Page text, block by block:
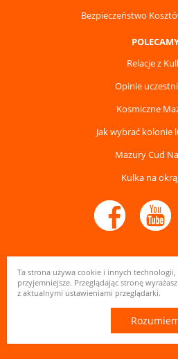
Ta strona używa cookie i innych technologii,
przyjemniejsze. Przeglądając stronę
z aktualnymi ustawieniami przeglądarki.
Bezpieczeństwo
Relacje z
Opinie
Kosmiczne
Jak wybrać kolonie
Mazury Cud
Kulka na
© Ośrodek Wypoczynkowy
Polityka
Mapa